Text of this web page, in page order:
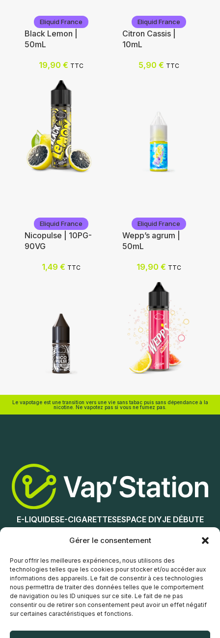
Gérer le consentement
Pour offrir les meilleures expériences, nous utilisons des
technologies telles que les cookies pour stocker et/ou accéder aux
informations des appareils. Le fait de consentir à ces technologies
nous permettra de traiter des données telles que le comportement
de navigation ou les ID uniques sur ce site. Le fait de ne pas
consentir ou de retirer son consentement peut avoir un effet négatif
sur certaines caractéristiques et fonctions.
Eliquid France
Black Lemon |
50mL
19,90 € TTC
Eliquid France
Citron Cassis |
10mL
5,90 € TTC
Choix des options
Eliquid France
Nicopulse | 10PG-
90VG
1,49 € TTC
Ajouter au panier
Eliquid France
Wepp’s agrum |
50mL
19,90 € TTC
Le vapotage est une transition vers une vie sans tabac puis sans dépendance à la
nicotine. Ne vapotez pas si vous ne fumez pas.
E-LIQUIDESE-CIGARETTESESPACE DIYJE DÉBUTE
NOS MAGASINS
Service client